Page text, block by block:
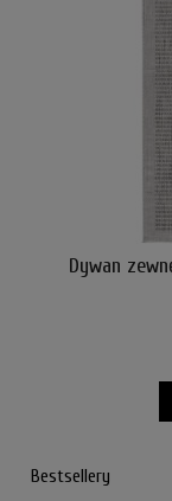
Dywan
Bestsellery